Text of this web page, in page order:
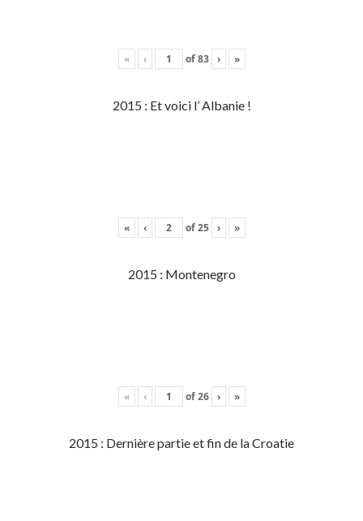
« ‹ of83 › »
2015 : Et voici l’ Albanie !
« ‹ of25 › »
2015 : Montenegro
« ‹ of26 › »
2015 : Dernière partie et fin de la Croatie